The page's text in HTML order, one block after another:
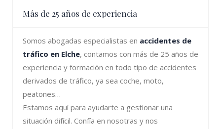
Más de 25 años de experiencia
Somos abogadas especialistas en accidentes de
tráfico en Elche, contamos con más de 25 años de
experiencia y formación en todo tipo de accidentes
derivados de tráfico, ya sea coche, moto,
peatones…
Estamos aquí para ayudarte a gestionar una
situación difícil. Confía en nosotras y nos